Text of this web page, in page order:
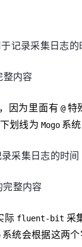
记录采集日志的
整内容
因为里面有 @ 特
划线为 Mogo 系
采集日志的时间
整内容
际 fluent-bit 采
系统会根据这两